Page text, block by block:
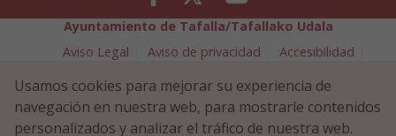
Ayuntamiento de Tafalla/Tafallako Udala
Aviso Legal
Aviso de privacidad
Accesibilidad
Política de Seguridad de la Información
Plaza Navarra 5 - 31300 Tafalla (NAVARRA)
948 70 18 11
Usamos cookies para mejorar su experiencia de
navegación en nuestra web, para mostrarle contenidos
personalizados y analizar el tráfico de nuestra web.